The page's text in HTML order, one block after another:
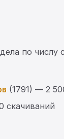
по числу
(1791) — 2
скачиваний